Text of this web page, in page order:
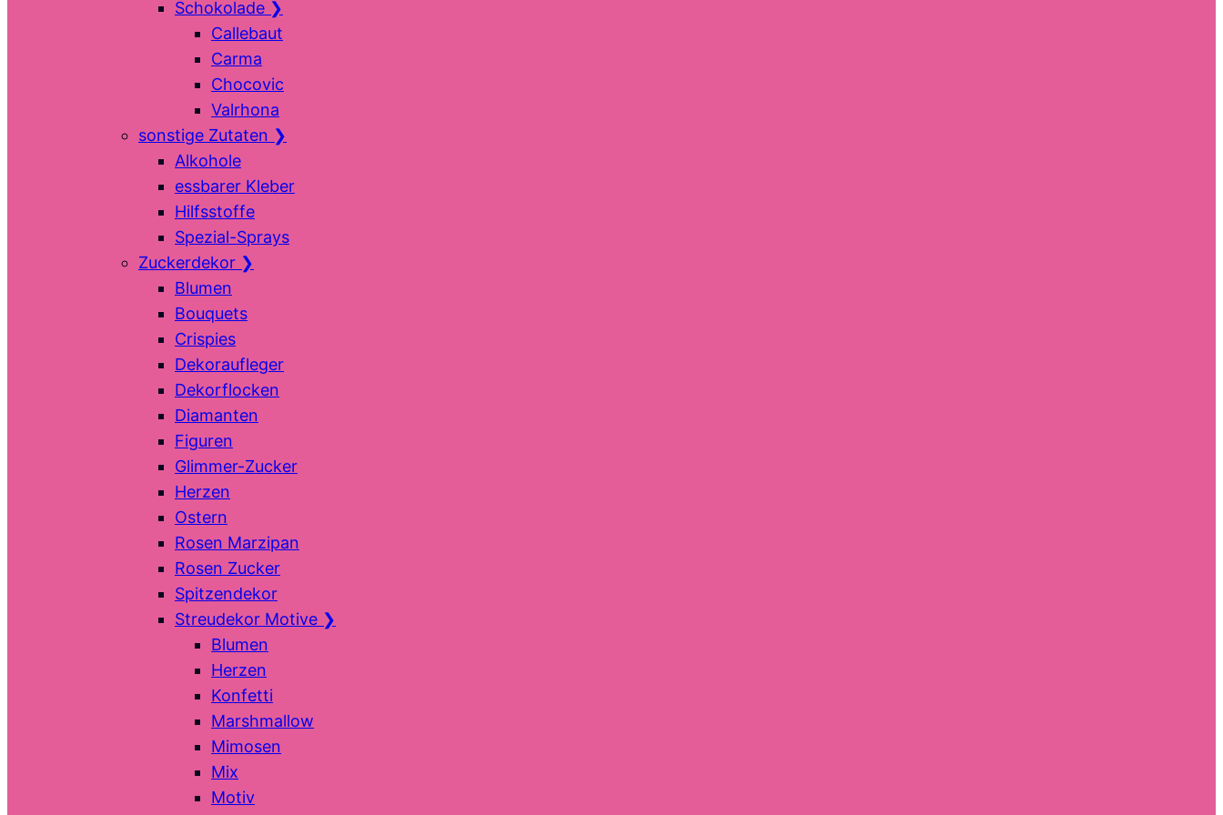
Schokolade ❯
Callebaut
Carma
Chocovic
Valrhona
sonstige Zutaten ❯
Alkohole
essbarer Kleber
Hilfsstoffe
Spezial-Sprays
Zuckerdekor ❯
Blumen
Bouquets
Crispies
Dekoraufleger
Dekorflocken
Diamanten
Figuren
Glimmer-Zucker
Herzen
Ostern
Rosen Marzipan
Rosen Zucker
Spitzendekor
Streudekor Motive ❯
Blumen
Herzen
Konfetti
Marshmallow
Mimosen
Mix
Motiv